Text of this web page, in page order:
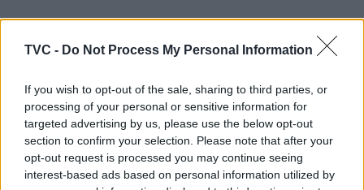
TVC - Do Not Process My Personal Information
If you wish to opt-out of the sale, sharing to third parties, or
processing of your personal or sensitive information for
targeted advertising by us, please use the below opt-out
section to confirm your selection. Please note that after your
opt-out request is processed you may continue seeing
interest-based ads based on personal information utilized by